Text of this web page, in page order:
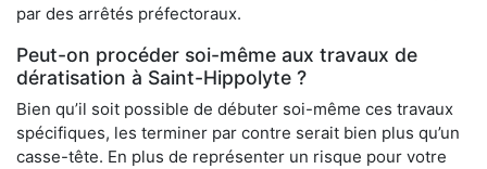
par des arrêtés préfectoraux.
Peut-on procéder soi-même aux travaux de
dératisation à Saint-Hippolyte ?
Bien qu’il soit possible de débuter soi-même ces travaux
spécifiques, les terminer par contre serait bien plus qu’un
casse-tête. En plus de représenter un risque pour votre